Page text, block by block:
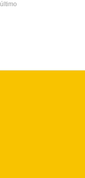
último